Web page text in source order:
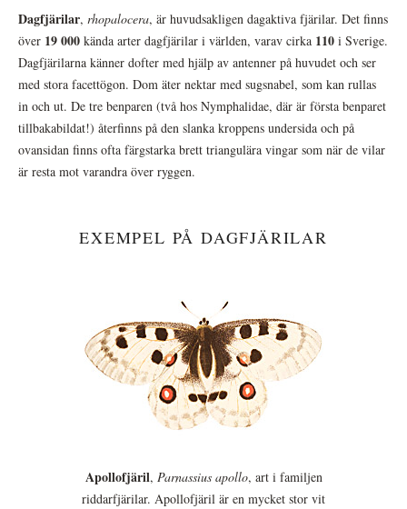
Dagfjärilar, rhopalocera, är huvudsakligen dagaktiva fjärilar. Det finns
över 19 000 kända arter dagfjärilar i världen, varav cirka 110 i Sverige.
Dagfjärilarna känner dofter med hjälp av antenner på huvudet och ser
med stora facettögon. Dom äter nektar med sugsnabel, som kan rullas
in och ut. De tre benparen (två hos Nymphalidae, där är första benparet
tillbakabildat!) återfinns på den slanka kroppens undersida och på
ovansidan finns ofta färgstarka brett triangulära vingar som när de vilar
är resta mot varandra över ryggen.
EXEMPEL PÅ DAGFJÄRILAR
Apollofjäril, Parnassius apollo, art i familjen
riddarfjärilar. Apollofjäril är en mycket stor vit